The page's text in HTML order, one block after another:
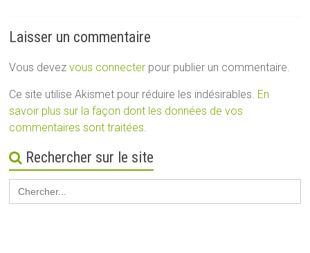
Laisser un commentaire
Vous devezvous connecter pour publier un commentaire.
Ce site utilise Akismet pour réduire les indésirables. En
savoir plus sur la façon dont les données de vos
commentaires sont traitées
Rechercher sur le site
Search
for: